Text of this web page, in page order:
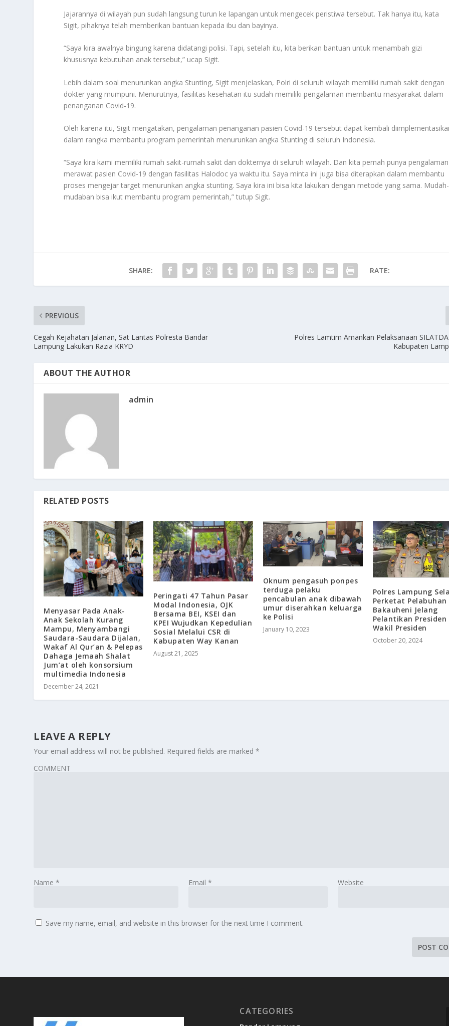
Jajarannya di wilayah pun sudah langsung turun ke lapangan untuk mengecek peristiwa tersebut. Tak hanya itu, kata
Sigit, pihaknya telah memberikan bantuan kepada ibu dan bayinya.
“Saya kira awalnya bingung karena didatangi polisi. Tapi, setelah itu, kita berikan bantuan untuk menambah gizi
khususnya kebutuhan anak tersebut,” ucap Sigit.
Lebih dalam soal menurunkan angka Stunting, Sigit menjelaskan, Polri di seluruh wilayah memiliki rumah sakit dengan
dokter yang mumpuni. Menurutnya, fasilitas kesehatan itu sudah memiliki pengalaman membantu masyarakat dalam
penanganan Covid-19.
Oleh karena itu, Sigit mengatakan, pengalaman penanganan pasien Covid-19 tersebut dapat kembali
dalam rangka membantu program pemerintah menurunkan angka Stunting di seluruh Indonesia.
“Saya kira kami memiliki rumah sakit-rumah sakit dan dokternya di seluruh wilayah. Dan kita pernah punya pengalaman
merawat pasien Covid-19 dengan fasilitas Halodoc ya waktu itu. Saya minta ini juga bisa diterapkan dalam membantu
proses mengejar target menurunkan angka stunting. Saya kira ini bisa kita lakukan dengan metode yang sama. Mudah-
mudaban bisa ikut membantu program pemerintah,” tutup Sigit.
SHARE: RATE:
PREVIOUS
Cegah Kejahatan Jalanan, Sat Lantas Polresta Bandar
Lampung Lakukan Razia KRYD
Polres Lamtim Amankan Pelaksanaan
Kabupaten
ABOUT THE AUTHOR
admin
RELATED POSTS
Menyasar Pada Anak-
Anak Sekolah Kurang
Mampu, Menyambangi
Saudara-Saudara Dijalan,
Wakaf Al Qur’an & Pelepas
Dahaga Jemaah Shalat
Jum’at oleh konsorsium
multimedia Indonesia
December 24, 2021
Peringati 47 Tahun Pasar
Modal Indonesia, OJK
Bersama BEI, KSEI dan
KPEI Wujudkan Kepedulian
Sosial Melalui CSR di
Kabupaten Way Kanan
August 21, 2025
Oknum pengasuh ponpes
terduga pelaku
pencabulan anak dibawah
umur diserahkan keluarga
ke Polisi
January 10, 2023
Polres Lampung
Perketat Pelabuhan
Bakauheni Jelang
Pelantikan Presiden
Wakil Presiden
October 20, 2024
LEAVE A REPLY
Your email address will not be published. Required fields are marked*
COMMENT
Name* Email * Website
Save my name, email, and website in this browser for the next time I comment.
CATEGORIES